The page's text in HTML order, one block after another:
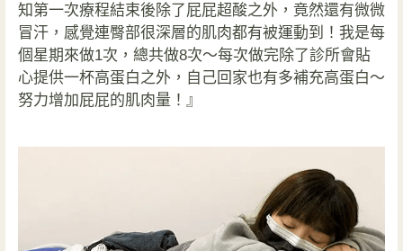
知第一次療程結束後除了屁屁超酸之外，竟然還有微微
冒汗，感覺連臀部很深層的肌肉都有被運動到！我是每
個星期來做1次，總共做8次～每次做完除了診所會貼
心提供一杯高蛋白之外，自己回家也有多補充高蛋白～
努力增加屁屁的肌肉量！』